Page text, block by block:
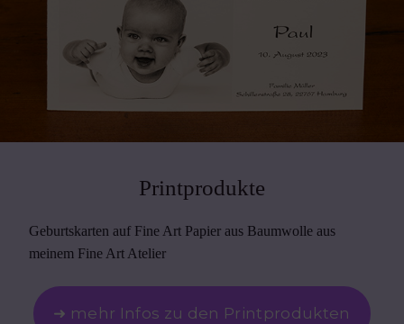
Printprodukte
Geburtskarten auf Fine Art Papier aus Baumwolle aus
meinem Fine Art Atelier
➜ mehr Infos zu den Printprodukten